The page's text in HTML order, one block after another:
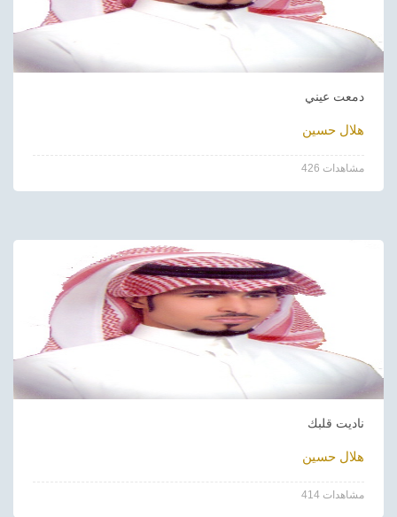
دمعت عيني
هلال حسين
426 مشاهدات
ناديت قلبك
هلال حسين
414 مشاهدات